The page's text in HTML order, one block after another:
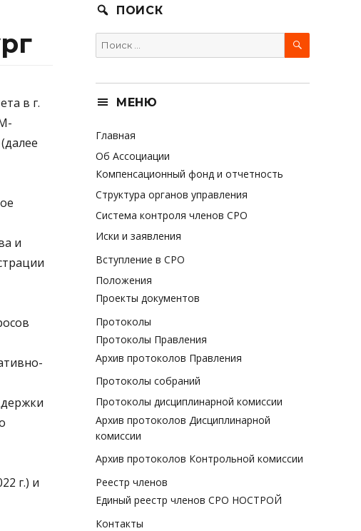
в г.
и
г.) и
ПОИСК
Search
for:
SEARCH
МЕНЮ
Главная
Об Ассоциации
Компенсационный фонд и отчетность
Структура органов управления
Система контроля членов СРО
Иски и заявления
Вступление в СРО
Положения
Проекты документов
Протоколы
Протоколы Правления
Архив протоколов Правления
Протоколы собраний
Протоколы дисциплинарной комиссии
Архив протоколов Дисциплинарной
комиссии
Архив протоколов Контрольной комиссии
Реестр членов
Единый реестр членов СРО НОСТРОЙ
Контакты